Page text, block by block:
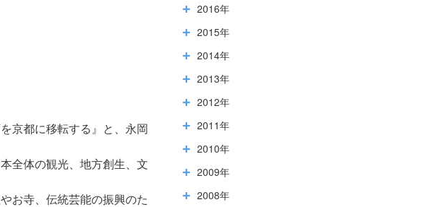
京都に移転する』と、永岡
全体の観光、地方創生、文
お寺、伝統芸能の振興のた
2016年
2015年
2014年
2013年
2012年
2011年
2010年
2009年
2008年